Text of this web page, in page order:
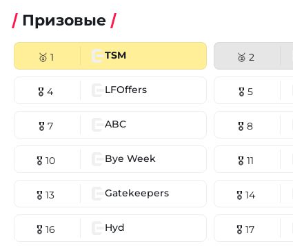
Призовые
🥇 1 TSM 🥈 2
🎖 4 LFOffers 🎖 5
🎖 7 ABC 🎖 8
🎖 10 Bye Week 🎖 11
🎖 13 Gatekeepers 🎖 14
🎖 16 Hyd 🎖 17